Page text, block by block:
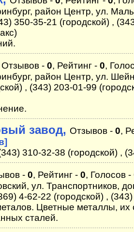
район Центр, ул.
350-35-21 (городской) ,
Отзывов - 0, Рейтинг - 0,
район Центр, ул.
, (343) 203-01-99
завод, Отзывов - 0,
310-32-38 (городской) ,
- 0, Рейтинг - 0, Голосов -
ул. Транспортников,
4-62-22 (городской) ,
Цветные металлы, их
сталей.